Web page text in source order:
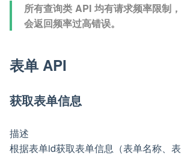
所有查询类 API 均有请求频率限制
会返回频率过高错误。
表单 API
获取表单信息
描述
根据表单id获取表单信息（表单名称、表